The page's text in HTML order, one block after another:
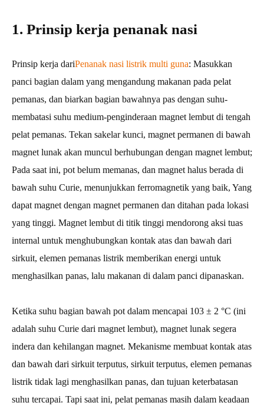
1. Prinsip kerja penanak nasi
Prinsip kerja dariPenanak nasi listrik multi guna: Masukkan
panci bagian dalam yang mengandung makanan pada pelat
pemanas, dan biarkan bagian bawahnya pas dengan suhu-
membatasi suhu medium-penginderaan magnet lembut di tengah
pelat pemanas. Tekan sakelar kunci, magnet permanen di bawah
magnet lunak akan muncul berhubungan dengan magnet lembut;
Pada saat ini, pot belum memanas, dan magnet halus berada di
bawah suhu Curie, menunjukkan ferromagnetik yang baik, Yang
dapat magnet dengan magnet permanen dan ditahan pada lokasi
yang tinggi. Magnet lembut di titik tinggi mendorong aksi tuas
internal untuk menghubungkan kontak atas dan bawah dari
sirkuit, elemen pemanas listrik memberikan energi untuk
menghasilkan panas, lalu makanan di dalam panci dipanaskan.
Ketika suhu bagian bawah pot dalam mencapai 103 ± 2 °C (ini
adalah suhu Curie dari magnet lembut), magnet lunak segera
indera dan kehilangan magnet. Mekanisme membuat kontak atas
dan bawah dari sirkuit terputus, sirkuit terputus, elemen pemanas
listrik tidak lagi menghasilkan panas, dan tujuan keterbatasan
suhu tercapai. Tapi saat ini, pelat pemanas masih dalam keadaan